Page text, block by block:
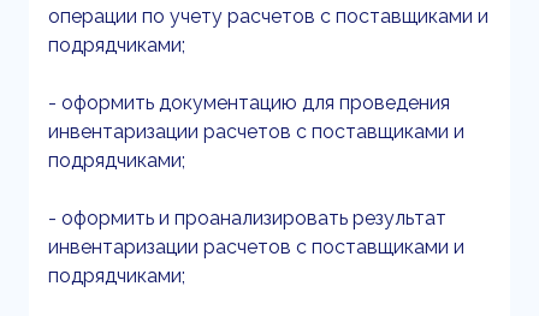
операции по учету расчетов с поставщиками и
подрядчиками;
- оформить документацию для проведения
инвентаризации расчетов с поставщиками и
подрядчиками;
- оформить и проанализировать результат
инвентаризации расчетов с поставщиками и
подрядчиками;